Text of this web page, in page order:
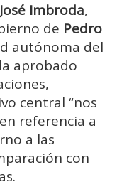
Imbroda,
de Pedro
autónoma del
aprobado
central “nos
referencia a
a las
con